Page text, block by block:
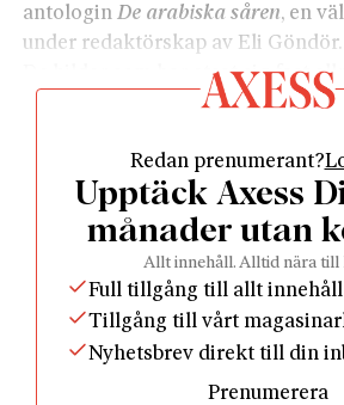
antologinDe arabiska såren, en
under redaktörskap av Eli Göndör.
De bilder som har etsat sig fast
2011 är scenerna från Tahrirtorget
upp som en alternativ liten stad
men samtidigt hoppfulla egyptier.
ödesstund var inne. Timme för
tittare följa dramat och lyssna på
Det var verkligen en revolution
Hosni Mubarak avgick häpnade en
En intervjuperson frågar retoriskt:
Redan prenumerant?
Upptäck Axess
månader utan
Allt innehåll. Alltid nära till
Full tillgång till allt innehåll
Tillgång till vårt
Nyhetsbrev direkt till din
Prenumerera